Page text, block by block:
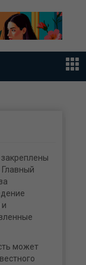
закреплены
Главный
может